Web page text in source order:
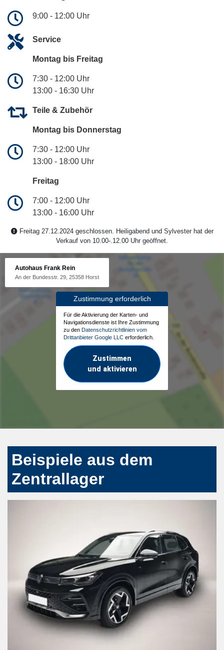
9:00 - 12:00 Uhr
Service
Montag bis Freitag
7:30 - 12:00 Uhr
13:00 - 16:30 Uhr
Teile & Zubehör
Montag bis Donnerstag
7:30 - 12:00 Uhr
13:00 - 18:00 Uhr
Freitag
7:00 - 12:00 Uhr
13:00 - 16:00 Uhr
Freitag 27.12.2024 geschlossen. Heiligabend und Sylvester hat der
Verkauf von 10.00-.12.00 Uhr geöffnet.
Autohaus Frank Rein
An der Bundesstr. 29, 25358 Horst
Zustimmung erforderlich
Für die Aktivierung der Karten- und
Navigationsdienste ist Ihre Zustimmung
zu den Datenschutzrichtlinien vom
Drittanbieter Google LLC erforderlich.
Zustimmen
und aktivieren
Beispiele aus dem
Zentrallager